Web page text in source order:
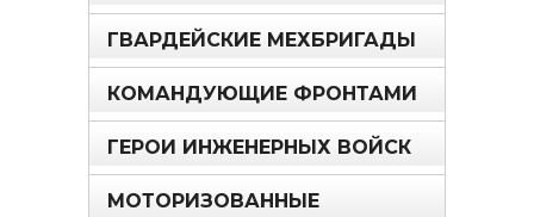
ГВАРДЕЙСКИЕ МЕХБРИГАДЫ
КОМАНДУЮЩИЕ ФРОНТАМИ
ГЕРОИ ИНЖЕНЕРНЫХ ВОЙСК
МОТОРИЗОВАННЫЕ